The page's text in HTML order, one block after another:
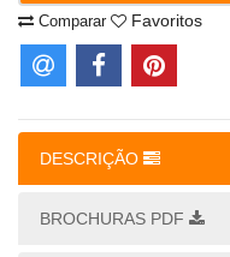
Comparar Favoritos
DESCRIÇÃO
BROCHURAS PDF